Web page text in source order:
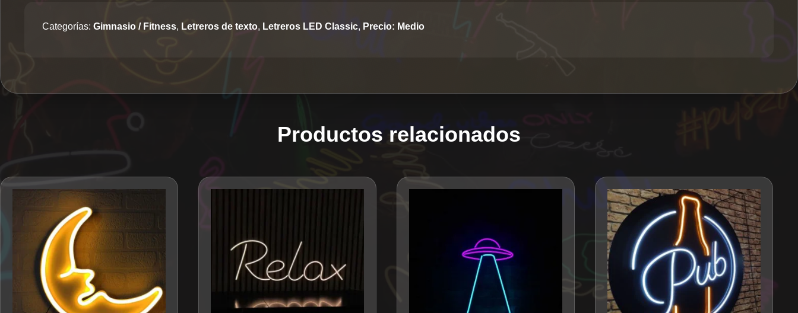
Categorías: Gimnasio / Fitness, Letreros de texto, Letreros LED Classic, Precio: Medio
Productos relacionados